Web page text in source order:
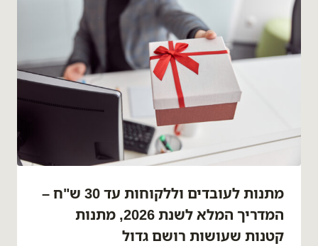
מתנות לעובדים וללקוחות עד 30 ש"ח –
המדריך המלא לשנת 2026, מתנות
קטנות שעושות רושם גדול